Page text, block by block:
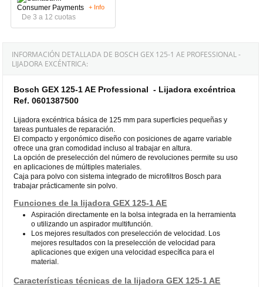
De 3 a 12 cuotas
+ Info
INFORMACIÓN DETALLADA DE BOSCH GEX 125-1 AE PROFESSIONAL -
LIJADORA EXCÉNTRICA:
Bosch GEX 125-1 AE Professional - Lijadora excéntrica
Ref. 0601387500
Lijadora excéntrica básica de 125 mm para superficies pequeñas y
tareas puntuales de reparación.
El compacto y ergonómico diseño con posiciones de agarre variable
ofrece una gran comodidad incluso al trabajar en altura.
La opción de preselección del número de revoluciones permite su uso
en aplicaciones de múltiples materiales.
Caja para polvo con sistema integrado de microfiltros Bosch para
trabajar prácticamente sin polvo.
Funciones de la lijadora GEX 125-1 AE
Aspiración directamente en la bolsa integrada en la herramienta
o utilizando un aspirador multifunción.
Los mejores resultados con preselección de velocidad. Los
mejores resultados con la preselección de velocidad para
aplicaciones que exigen una velocidad específica para el
material.
Características técnicas de la lijadora GEX 125-1 AE